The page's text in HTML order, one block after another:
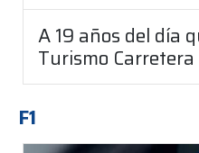
A 19 años del día
Turismo Carretera
F1